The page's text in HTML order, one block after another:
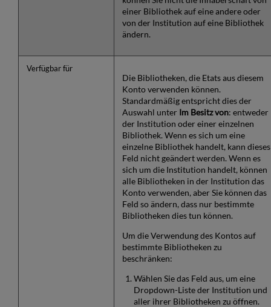
einer Bibliothek auf eine andere oder
von der Institution auf eine Bibliothek
ändern.
Verfügbar für
Die Bibliotheken, die Etats aus diesem
Konto verwenden können.
Standardmäßig entspricht dies der
Auswahl unter Im Besitz von: entweder
der Institution oder einer einzelnen
Bibliothek. Wenn es sich um eine
einzelne Bibliothek handelt, kann dieses
Feld nicht geändert werden. Wenn es
sich um die Institution handelt, können
alle Bibliotheken in der Institution das
Konto verwenden, aber Sie können das
Feld so ändern, dass nur bestimmte
Bibliotheken dies tun können.
Um die Verwendung des Kontos auf
bestimmte Bibliotheken zu
beschränken:
Wählen Sie das Feld aus, um eine
Dropdown-Liste der Institution und
aller ihrer Bibliotheken zu öffnen.